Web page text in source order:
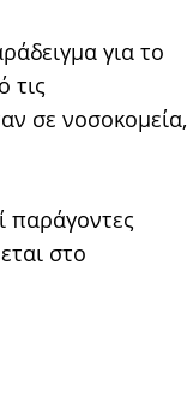
για το
τις
σε νοσοκομεία,
παράγοντες
στο